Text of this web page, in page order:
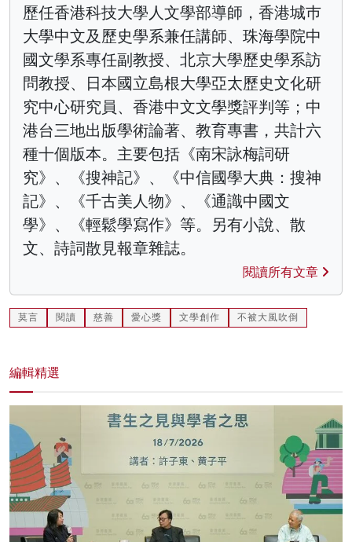
歷任香港科技大學人文學部導師，香港城巿
大學中文及歷史學系兼任講師、珠海學院中
國文學系專任副教授、北京大學歷史學系訪
問教授、日本國立島根大學亞太歷史文化研
究中心研究員、香港中文文學獎評判等；中
港台三地出版學術論著、教育專書，共計六
種十個版本。主要包括《南宋詠梅詞研
究》、《搜神記》、《中信國學大典：搜神
記》、《千古美人物》、《通識中國文
學》、《輕鬆學寫作》等。另有小說、散
文、詩詞散見報章雜誌。
閱讀所有文章
莫言 閱讀 慈善 愛心獎 文學創作 不被大風吹倒
編輯精選